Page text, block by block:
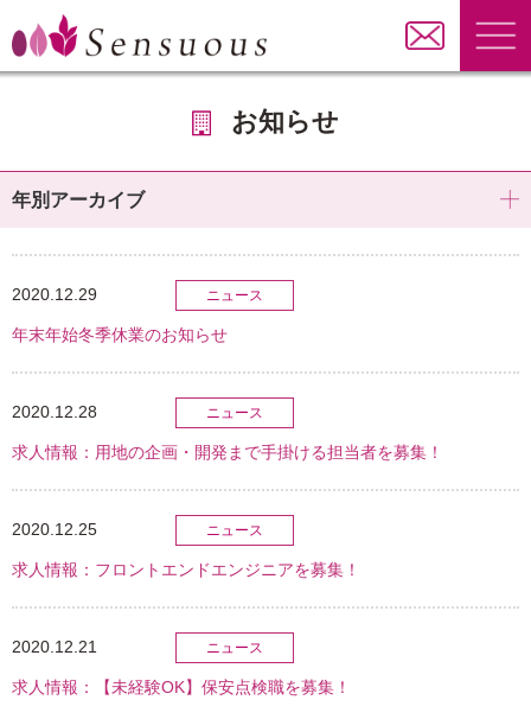
お知らせ
2020.12.29 ニュース
年末年始冬季休業のお知らせ
2020.12.28 ニュース
求人情報：用地の企画・開発まで手掛ける担当者を募集！
2020.12.25 ニュース
求人情報：フロントエンドエンジニアを募集！
2020.12.21 ニュース
求人情報：【未経験OK】保安点検職を募集！
年別アーカイブ